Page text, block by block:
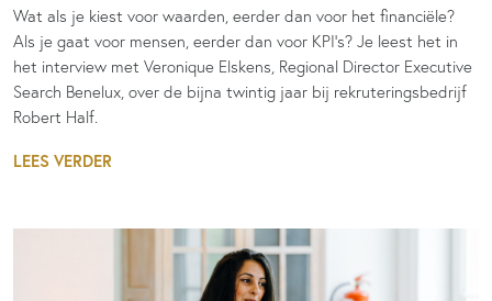
Wat als je kiest voor waarden, eerder dan voor het financiële?
Als je gaat voor mensen, eerder dan voor KPI’s? Je leest het in
het interview met Veronique Elskens, Regional Director Executive
Search Benelux, over de bijna twintig jaar bij rekruteringsbedrijf
Robert Half.
LEES VERDER